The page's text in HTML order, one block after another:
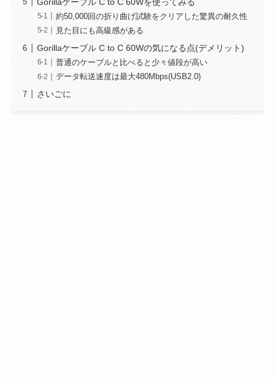
約50,000回の折り曲げ試験をクリアした驚異の耐久性
見た目にも高級感がある
Gorillaケーブル C to C 60Wの気になる点(デメリット)
普通のケーブルと比べると少々値段が高い
データ転送速度は最大480Mbps(USB2.0)
さいごに